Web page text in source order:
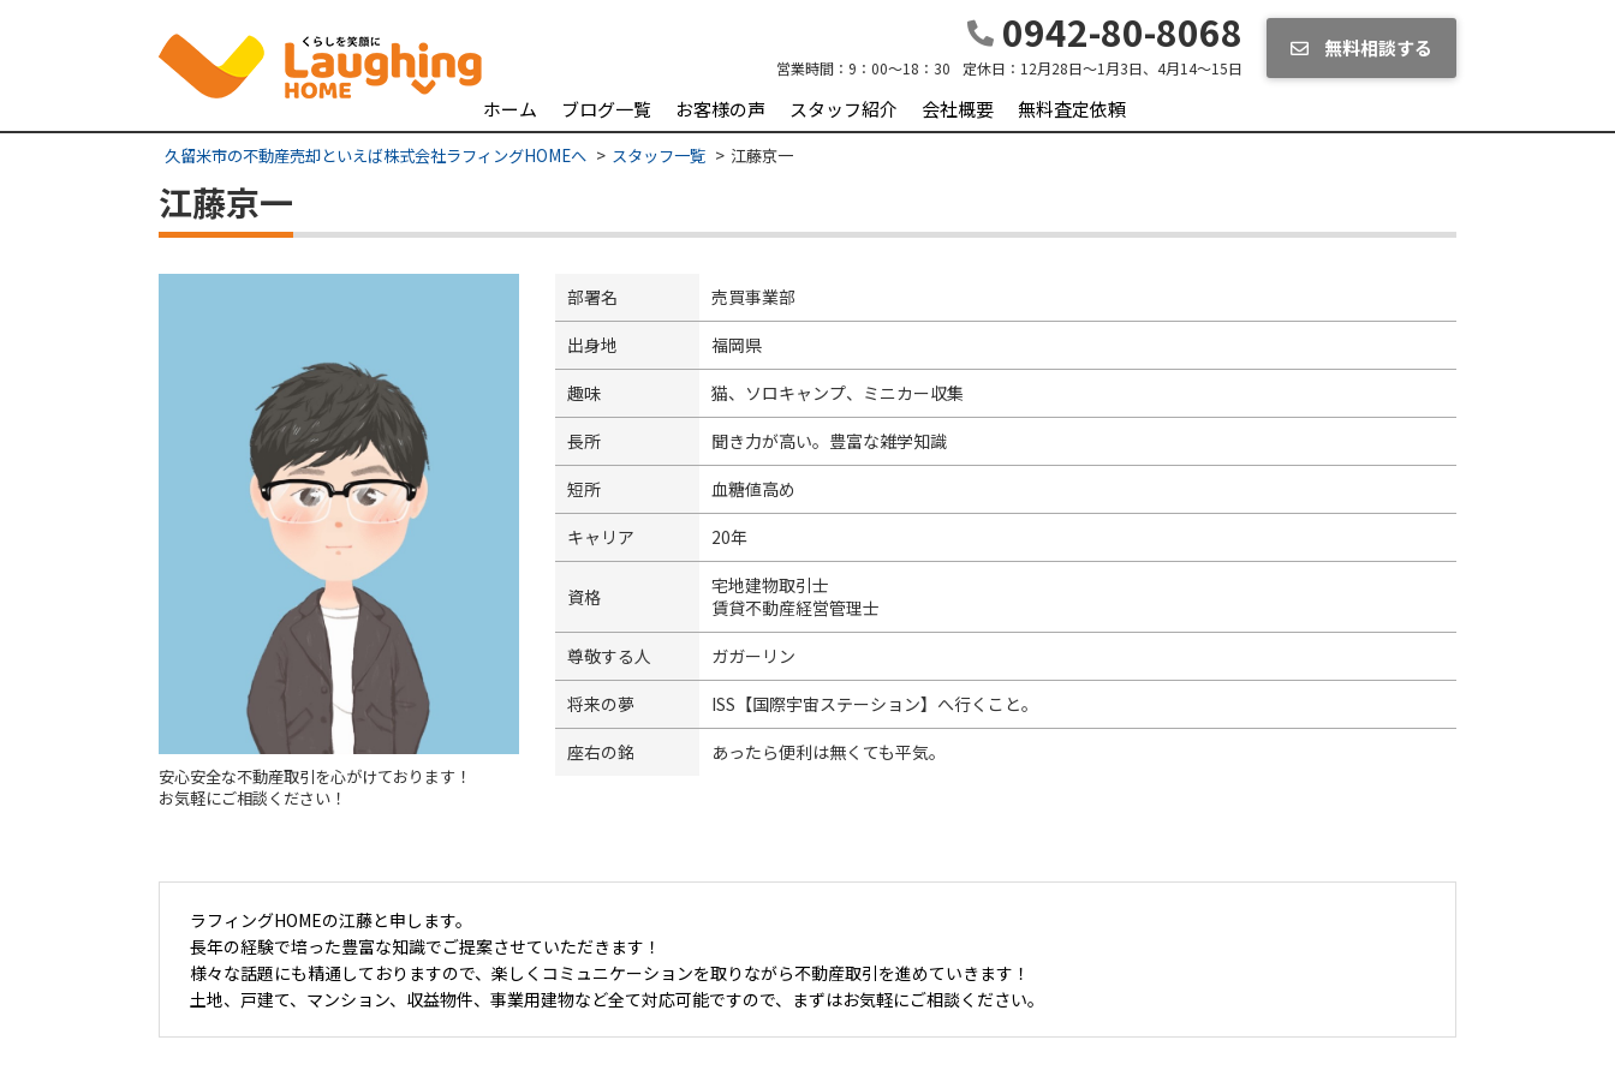
0942-80-8068
営業時間： 9：00～18：30 定休日： 12月28日～1月3日、4月14～15日
無料相談する
ホーム ブログ一覧 お客様の声 スタッフ紹介 会社概要 無料査定依頼
久留米市の不動産売却といえば株式会社ラフィングHOMEへ スタッフ一覧 江藤京一
江藤京一
安心安全な不動産取引を心がけております！
お気軽にご相談ください！
部署名
売買事業部
出身地
福岡県
趣味
猫、ソロキャンプ、ミニカー収集
長所
聞き力が高い。豊富な雑学知識
短所
血糖値高め
キャリア
20年
資格
宅地建物取引士
賃貸不動産経営管理士
尊敬する人
ガガーリン
将来の夢
ISS【国際宇宙ステーション】へ行くこと。
座右の銘
あったら便利は無くても平気。
ラフィングHOMEの江藤と申します。
長年の経験で培った豊富な知識でご提案させていただきます！
様々な話題にも精通しておりますので、楽しくコミュニケーションを取りながら不動産取引を進めていきます！
土地、戸建て、マンション、収益物件、事業用建物など全て対応可能ですので、まずはお気軽にご相談ください。